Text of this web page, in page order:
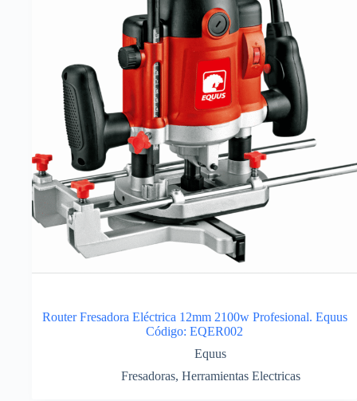
Router Fresadora Eléctrica 12mm 2100w Profesional. Equus
Código: EQER002
Equus
Fresadoras, Herramientas Electricas